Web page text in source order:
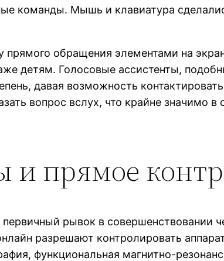
команды. Мышь и клавиатура
обращения элементами на
детям. Голосовые ассистенты,
давая возможность
вопрос вслух, что крайне значимо
и прямое
рывок в совершенствовании
разрешают контролировать
функциональная магнитно-